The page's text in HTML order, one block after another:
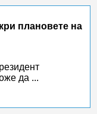
плановете на
да ...